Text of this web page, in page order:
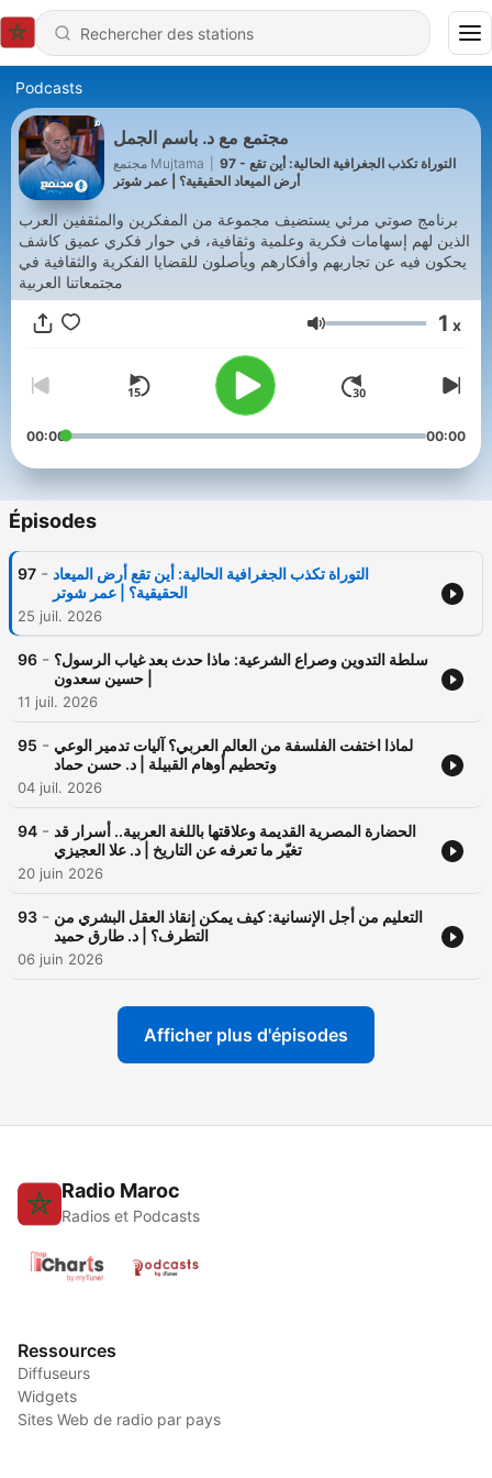
Podcasts
مجتمع مع د. باسم الجمل
مجتمع Mujtama
97 - التوراة تكذب الجغرافية الحالية: أين تقع
أرض الميعاد الحقيقية؟ | عمر شوتر
برنامج صوتي مرئي يستضيف مجموعة من المفكرين والمثقفين العرب
الذين لهم إسهامات فكرية وعلمية وثقافية، في حوار فكري عميق كاشف
يحكون فيه عن تجاربهم وأفكارهم ويأصلون للقضايا الفكرية والثقافية في
مجتمعاتنا العربية
Volume 1 x
00:00 00:00
Épisodes
97 - التوراة تكذب الجغرافية الحالية: أين تقع أرض الميعاد
الحقيقية؟ | عمر شوتر
25 juil. 2026
96 - سلطة التدوين وصراع الشرعية: ماذا حدث بعد غياب الرسول؟
| حسين سعدون
11 juil. 2026
95 - لماذا اختفت الفلسفة من العالم العربي؟ آليات تدمير الوعي
وتحطيم أوهام القبيلة | د. حسن حماد
04 juil. 2026
94 - الحضارة المصرية القديمة وعلاقتها باللغة العربية.. أسرار قد
تغيّر ما تعرفه عن التاريخ | د. علا العجيزي
20 juin 2026
93 - التعليم من أجل الإنسانية: كيف يمكن إنقاذ العقل البشري من
التطرف؟ | د. طارق حميد
06 juin 2026
Afficher plus d'épisodes
Radio Maroc
Radios et Podcasts
Ressources
Diffuseurs
Widgets
Sites Web de radio par pays